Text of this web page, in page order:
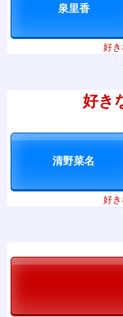
好き
好き
好き